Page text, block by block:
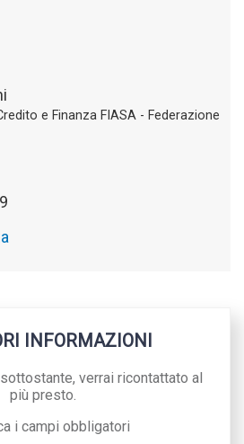
e Finanza FIASA - Federazione
INFORMAZIONI
verrai ricontattato al
più presto.
i campi obbligatori